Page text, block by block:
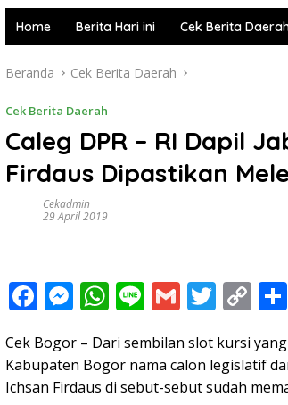
Home Berita Hari ini Cek Berita
Beranda Cek Berita Daerah
Cek Berita Daerah
Caleg DPR – RI Dapil
Firdaus Dipastikan
Cekadmin
29 April 2019
F
e
b
M
ss
e
W
at
s
Li
e
G
ai
l
T
itt
er
C
p
y
Cek Bogor – Dari sembilan slot kursi
Kabupaten Bogor nama calon legislatif
Ichsan Firdaus di sebut-sebut sudah